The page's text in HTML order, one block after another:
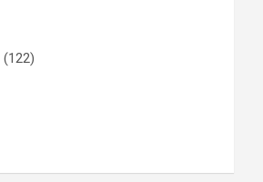
(122)